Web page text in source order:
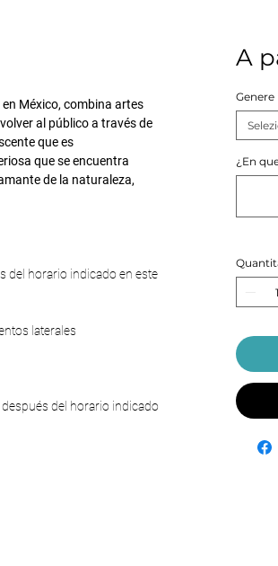
México, combina artes
al público a través de
que es
que se encuentra
de la naturaleza,
del horario indicado en este
laterales
del horario indicado
A
Genere
¿En